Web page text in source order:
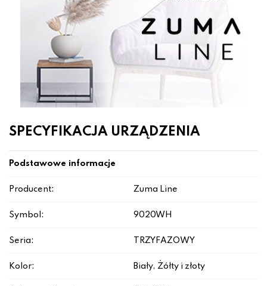
SPECYFIKACJA URZĄDZENIA
Podstawowe informacje
Producent: Zuma Line
Symbol: 9020WH
Seria: TRZYFAZOWY
Kolor: Biały, Żółty i złoty